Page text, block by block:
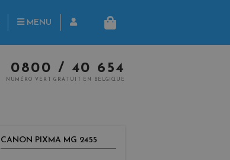
MENU
PANIER
0800 / 40 654
NUMÉRO VERT GRATUIT EN BELGIQUE
CANON PIXMA MG 2455